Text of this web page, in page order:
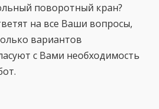
поворотный кран?
на все Ваши вопросы,
вариантов
с Вами необходимость